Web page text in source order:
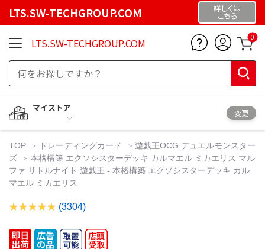
LTS.SW-TECHGROUP.COM 詳しくは
こちら
LTS.SW-TECHGROUP.COM 0
マイストア
変更
TOP トレーディングカード
遊戯王OCG デュエルモンスター
ズ
本格構築 エクソシスターデッキ カルマエル ミカエリス マル
ファ リトルナイト 遊戯王 - 本格構築 エクソシスターデッキ カル
マエル ミカエリス
(3304)